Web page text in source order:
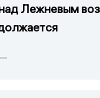
Лежневым